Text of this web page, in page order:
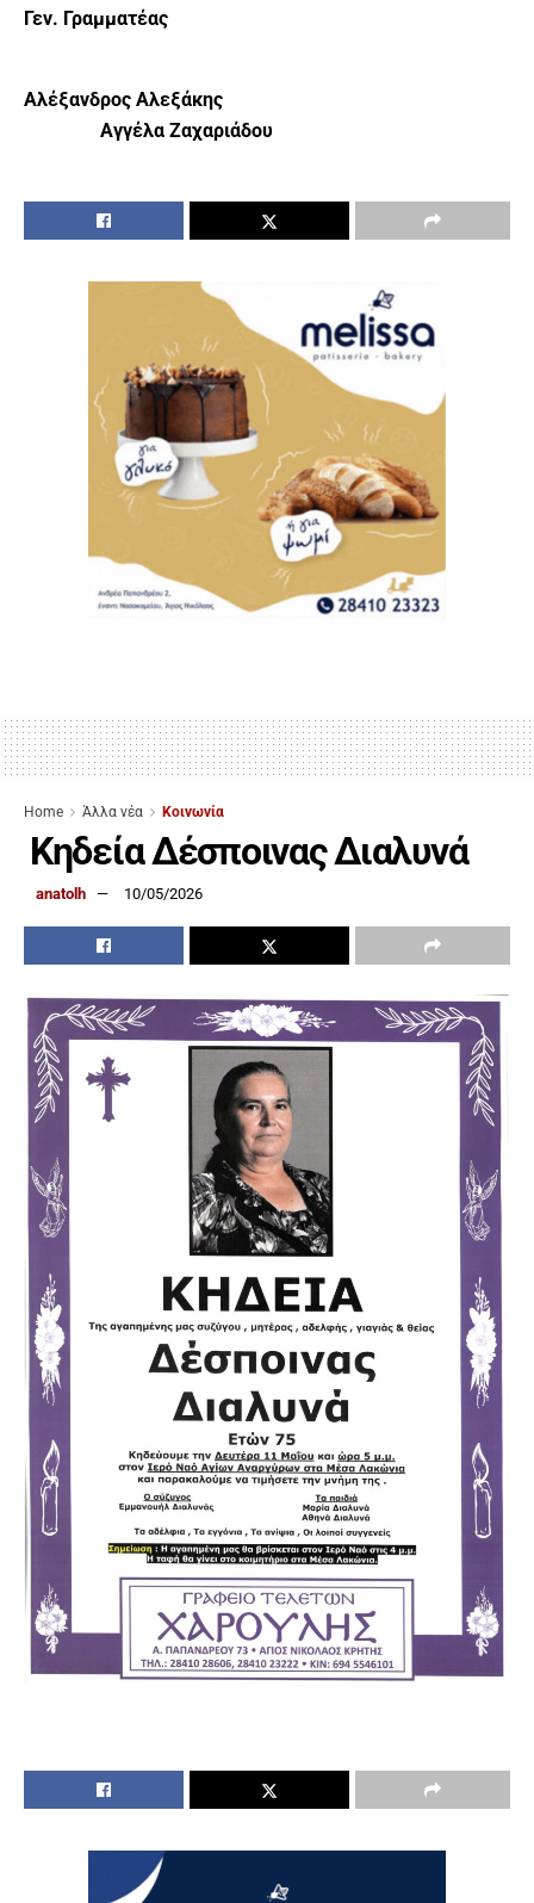
Γεν. Γραμματέας
Αλέξανδρος Αλεξάκης
Αγγέλα Ζαχαριάδου
Home Άλλα νέα Κοινωνία
Κηδεία Δέσποινας Διαλυνά
anatolh 10/05/2026